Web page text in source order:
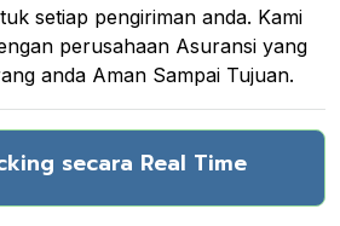
setiap pengiriman anda. Kami
perusahaan Asuransi yang
anda Aman Sampai Tujuan.
secara Real Time